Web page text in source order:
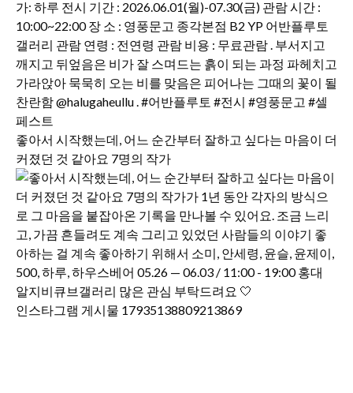
좋아서 시작했는데, 어느 순간부터 잘하고 싶다는 마음이 더
커졌던 것 같아요 7명의 작가
인스타그램 게시물 17935138809213869